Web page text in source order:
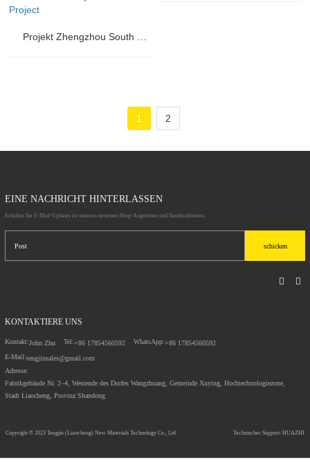
1 2
EINE NACHRICHT HINTERLASSEN
Erhalten Sie E-Mail-Updates zu unseren neuesten Shop-Angeboten und Sonderaktionen.
schicken
KONTAKTIERE UNS
Kontakt:John Zhu Tel:+86 17854560592 WhatsApp:+86 17854560592
E-Mail:tengjinsales@gmail.com
Adresse:
Fabrikgebäude Nr. 2–4, Westende des Dorfes Wangzhuang, Gemeinde Xuying, Hochtechnologiezone,
Stadt Liaocheng, Provinz Shandong
Copyright © 2023 Tengjin (Liaocheng) New Materials Technology Co., Ltd. Technischer Support: HUAZHI